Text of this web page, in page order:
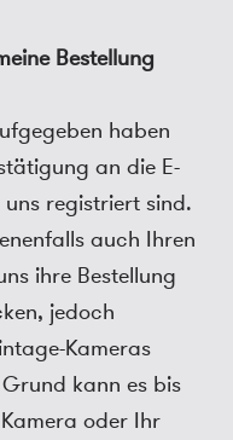
Bestellung
haben
an die E-
uns registriert sind.
auch Ihren
ihre Bestellung
jedoch
Kameras
kann es bis
oder Ihr